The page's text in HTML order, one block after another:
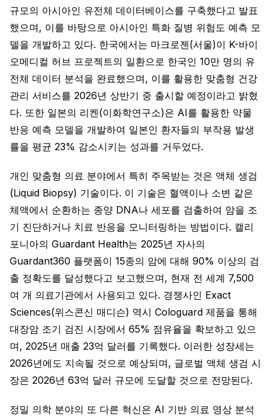
규모의 아시아인 유전체 데이터베이스를 구축했다고 발표
했으며, 이를 바탕으로 아시아인 특화 질병 위험도 예측 모
델을 개발하고 있다. 한국에서는 마크로젠(서울)이 K-바이
오메디컬 허브 프로젝트의 일환으로 한국인 10만 명의 유
전체 데이터 분석을 완료했으며, 이를 활용한 맞춤형 건강
관리 서비스를 2026년 상반기 중 출시할 예정이라고 밝혔
다. 또한 일본의 리켄(이화학연구소)은 AI를 활용한 약물
반응 예측 모델을 개발하여 일본인 환자들의 부작용 발생
률을 평균 23% 감소시키는 성과를 거두었다.
개인 맞춤형 의료 분야에서 특히 주목받는 것은 액체 생검
(Liquid Biopsy) 기술이다. 이 기술은 혈액이나 소변 같은
체액에서 순환하는 종양 DNA나 세포를 검출하여 암을 조
기 진단하거나 치료 반응을 모니터링하는 방법이다. 캘리
포니아의 Guardant Health는 2025년 자사의
Guardant360 플랫폼이 15종의 암에 대해 90% 이상의 검
출 정확도를 달성했다고 보고했으며, 현재 전 세계 7,500
여 개 의료기관에서 사용되고 있다. 경쟁사인 Exact
Sciences(위스콘신 매디슨) 역시 Cologuard 제품을 통해
대장암 조기 검진 시장에서 65% 점유율을 확보하고 있으
며, 2025년 매출 23억 달러를 기록했다. 이러한 성장세는
2026년에도 지속될 것으로 예상되며, 글로벌 액체 생검 시
장은 2026년 63억 달러 규모에 도달할 것으로 전망된다.
정밀 의학 분야의 또 다른 혁신은 AI 기반 의료 영상 분석